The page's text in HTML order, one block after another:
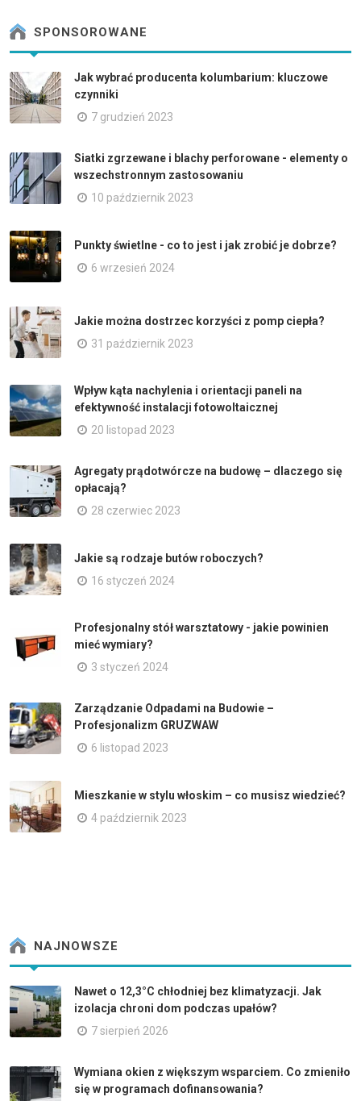
SPONSOROWANE
Jak wybrać producenta kolumbarium: kluczowe
czynniki
7 grudzień 2023
Siatki zgrzewane i blachy perforowane - elementy o
wszechstronnym zastosowaniu
10 październik 2023
Punkty świetlne - co to jest i jak zrobić je dobrze?
6 wrzesień 2024
Jakie można dostrzec korzyści z pomp ciepła?
31 październik 2023
Wpływ kąta nachylenia i orientacji paneli na
efektywność instalacji fotowoltaicznej
20 listopad 2023
Agregaty prądotwórcze na budowę – dlaczego się
opłacają?
28 czerwiec 2023
Jakie są rodzaje butów roboczych?
16 styczeń 2024
Profesjonalny stół warsztatowy - jakie powinien
mieć wymiary?
3 styczeń 2024
Zarządzanie Odpadami na Budowie –
Profesjonalizm GRUZWAW
6 listopad 2023
Mieszkanie w stylu włoskim – co musisz wiedzieć?
4 październik 2023
NAJNOWSZE
Nawet o 12,3°C chłodniej bez klimatyzacji. Jak
izolacja chroni dom podczas upałów?
7 sierpień 2026
Wymiana okien z większym wsparciem. Co zmieniło
się w programach dofinansowania?